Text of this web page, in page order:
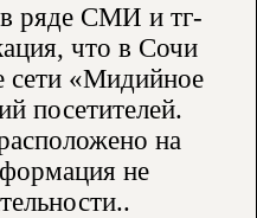
в ряде СМИ и тг-
что в Сочи
сети «Мидийное
посетителей.
на
не